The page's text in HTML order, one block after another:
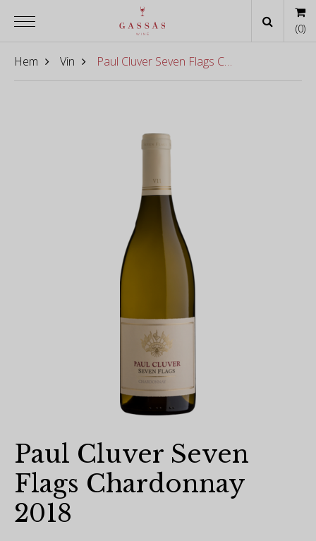
Hem Vin Paul Cluver Seven Flags Chardonnay 2018
Paul Cluver Seven
Flags Chardonnay
2018
(0)